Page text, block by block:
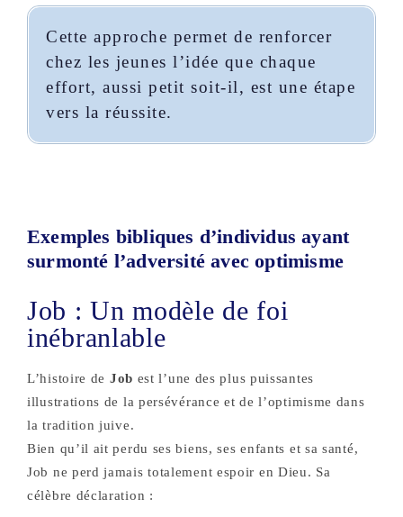
Cette approche permet de renforcer
chez les jeunes l’idée que chaque
effort, aussi petit soit-il, est une étape
vers la réussite.
Exemples bibliques d’individus ayant
surmonté l’adversité avec optimisme
Job : Un modèle de foi
inébranlable
L’histoire de Job est l’une des plus puissantes
illustrations de la persévérance et de l’optimisme dans
la tradition juive.
Bien qu’il ait perdu ses biens, ses enfants et sa santé,
Job ne perd jamais totalement espoir en Dieu. Sa
célèbre déclaration :